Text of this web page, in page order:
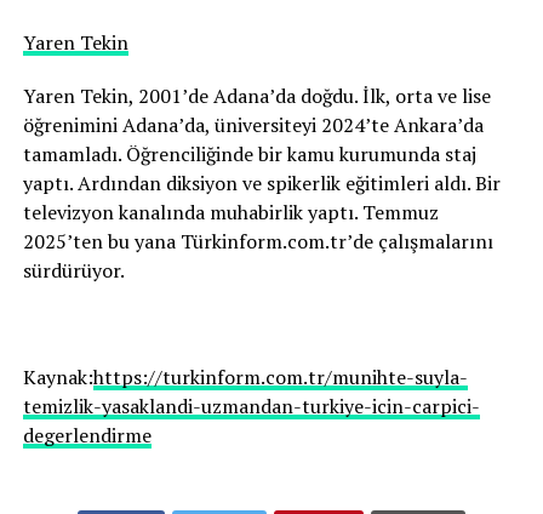
Yaren Tekin
Yaren Tekin, 2001’de Adana’da doğdu. İlk, orta ve lise
öğrenimini Adana’da, üniversiteyi 2024’te Ankara’da
tamamladı. Öğrenciliğinde bir kamu kurumunda staj
yaptı. Ardından diksiyon ve spikerlik eğitimleri aldı. Bir
televizyon kanalında muhabirlik yaptı. Temmuz
2025’ten bu yana Türkinform.com.tr’de çalışmalarını
sürdürüyor.
Kaynak:https://turkinform.com.tr/munihte-suyla-
temizlik-yasaklandi-uzmandan-turkiye-icin-carpici-
degerlendirme